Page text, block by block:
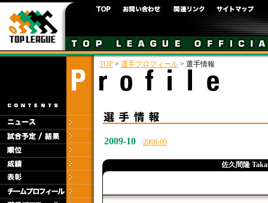
TOP > 選手プロフィール > 選手情報
2009-10 2008-09
佐久間隆